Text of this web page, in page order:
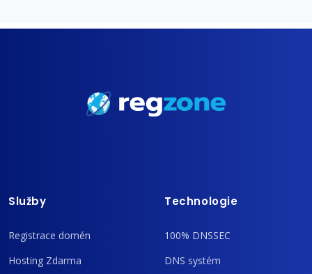
Služby
Registrace domén
Hosting Zdarma
Technologie
100% DNSSEC
DNS systém